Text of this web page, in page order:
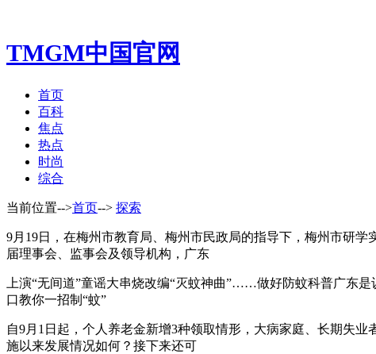
TMGM中国官网
首页
百科
焦点
热点
时尚
综合
当前位置-->首页--> 探索
9月19日，在梅州市教育局、梅州市民政局的指导下，梅州市研
届理事会、监事会及领导机构，广东
上演“无间道”童谣大串烧改编“灭蚊神曲”……做好防蚊科普广东
口教你一招制“蚊”
自9月1日起，个人养老金新增3种领取情形，大病家庭、长期失
施以来发展情况如何？接下来还可